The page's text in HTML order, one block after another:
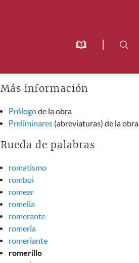
Más información
Prólogode la obra
Preliminares (abreviaturas) de la obra
Rueda de palabras
romatismo
romboi
romear
romelia
romerante
romería
romeriante
romerillo